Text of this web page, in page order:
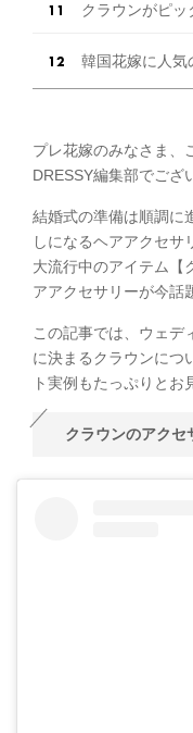
クラウンがピッ
韓国花嫁に人気
プレ花嫁のみなさま、
DRESSY編集部でござ
結婚式の準備は順調に
しになるヘアアクセサ
大流行中のアイテム【
アアクセサリーが今話
この記事では、ウェデ
に決まるクラウンにつ
ト実例もたっぷりと
クラウンのアク